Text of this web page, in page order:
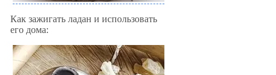
Как зажигать ладан и использовать
его дома: